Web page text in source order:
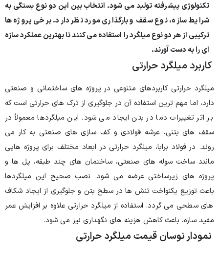
تکنولوژی پیشرفته تولید می شود. انتخاب بین این دو نوع بستگی به
شرایط سازه، نوع سقف و بارگذاری مورد نظر دارد. برخی پروژه ها
ترکیبی از هر دو نوع میلگرد را استفاده می کنند تا بهترین عملکرد سازه
ای را به دست آورند.
کاربرد میلگرد حرارتی
میلگرد حرارتی کاربردهای متنوعی در پروژه های ساختمانی و صنعتی
دارد، اما مهم ترین استفاده آن در جلوگیری از ترک های حرارتی است که
بر اثر تغییرات دما در بتن ایجاد می شود. این میلگردها معمولاً در
سقف های بتنی، عرشه فولادی و کف سازی های صنعتی به کار می
روند. در فولاد برابا، میلگرد حرارتی در ابعاد مختلف برای پروژه هایی
مانند ساخت سوله های صنعتی، ساختمان های چند طبقه، پل ها و
پروژه های زیرساختی عرضه می شود. نصب صحیح این میلگردها
باعث توزیع یکنواخت تنش ها در سطح بتن و جلوگیری از ایجاد شکاف
های سطحی می گردد. استفاده از میلگرد حرارتی علاوه بر افزایش عمر
مفید سازه، باعث کاهش هزینه های نگهداری نیز می شود.
نمودار نوسان قیمت میلگرد حرارتی